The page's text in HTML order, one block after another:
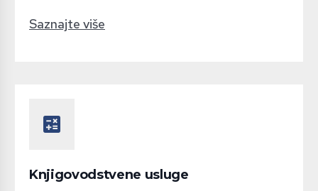
Saznajte više
calculate
Knjigovodstvene usluge